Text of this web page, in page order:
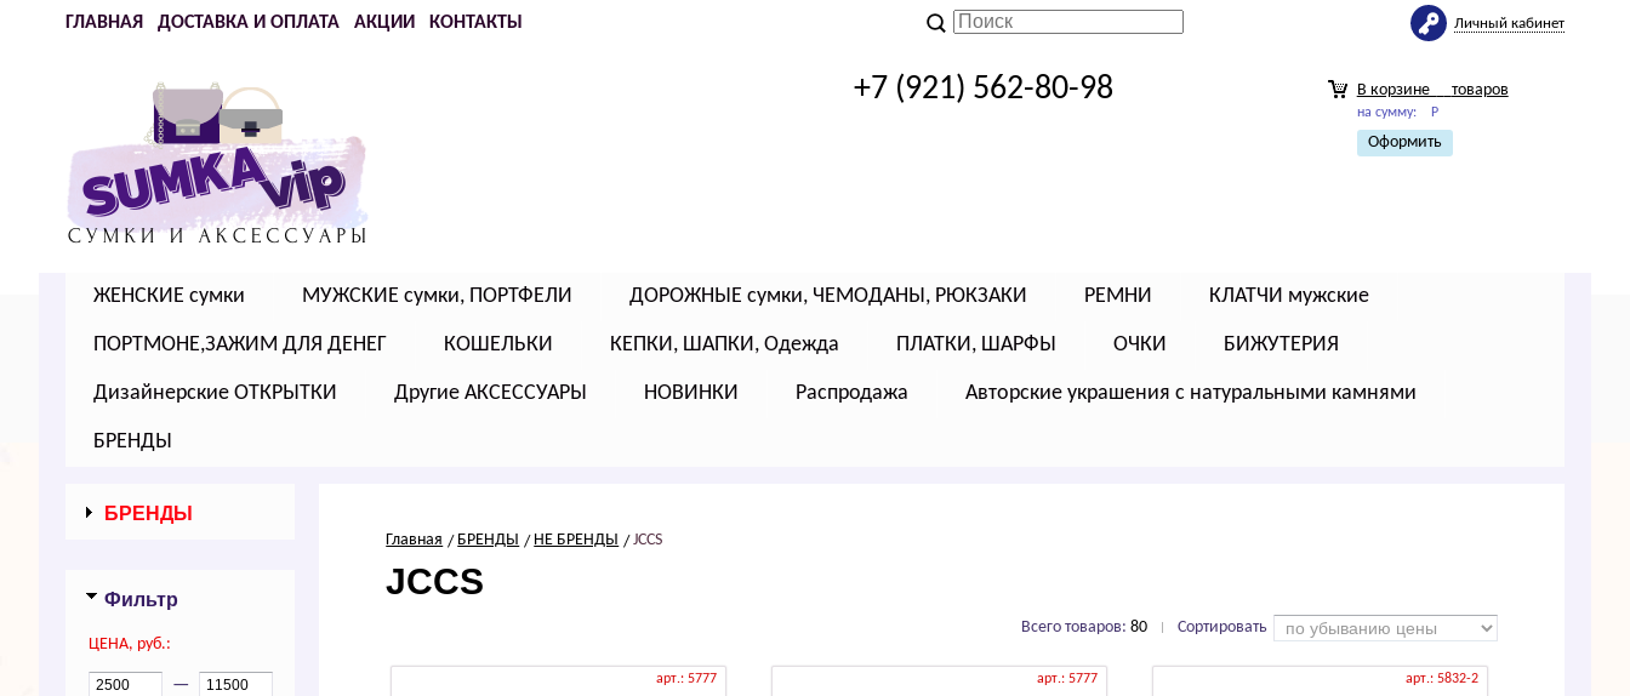
ГЛАВНАЯ ДОСТАВКА И ОПЛАТА АКЦИИ КОНТАКТЫ Личный кабинет
+7 (921) 562-80-98 В корзине товаров
на сумму: Р
Оформить
ЖЕНСКИЕ сумки МУЖСКИЕ сумки, ПОРТФЕЛИ ДОРОЖНЫЕ сумки, ЧЕМОДАНЫ, РЮКЗАКИ РЕМНИ КЛАТЧИ мужские
ПОРТМОНЕ,ЗАЖИМ ДЛЯ ДЕНЕГ КОШЕЛЬКИ КЕПКИ, ШАПКИ, Одежда ПЛАТКИ, ШАРФЫ ОЧКИ БИЖУТЕРИЯ
Дизайнерские ОТКРЫТКИ Другие АКСЕССУАРЫ НОВИНКИ Распродажа Авторские украшения с натуральными камнями
БРЕНДЫ
БРЕНДЫ
Фильтр
ЦEHA, руб.:
—
Главная БРЕНДЫ НЕ БРЕНДЫ JCCS
JCCS
Всего товаров: 80 Сортировать
арт.: 5777 арт.: 5777 арт.: 5832-2